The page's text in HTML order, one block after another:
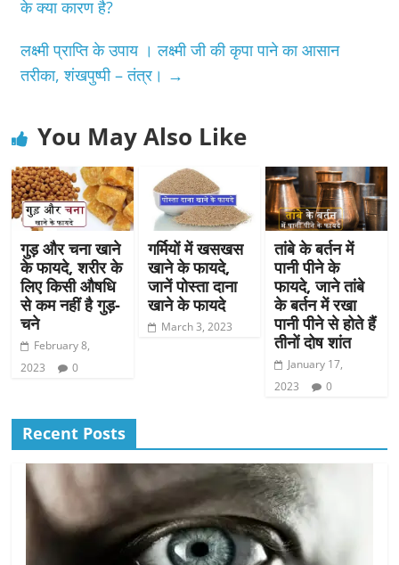
के क्या कारण है?
लक्ष्मी प्राप्ति के उपाय । लक्ष्मी जी की कृपा पाने का आसान
तरीका, शंखपुष्पी – तंत्र। →
You May Also Like
गुड़ और चना खाने
के फायदे, शरीर के
लिए किसी औषधि
से कम नहीं है गुड़-
चने
February 8,
2023
0
गर्मियों में खसखस
खाने के फायदे,
जानें पोस्ता दाना
खाने के फायदे
March 3, 2023
तांबे के बर्तन में
पानी पीने के
फायदे, जाने तांबे
के बर्तन में रखा
पानी पीने से होते हैं
तीनों दोष शांत
January 17,
2023
0
Recent Posts